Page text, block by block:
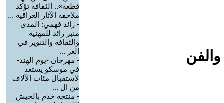
قطعة».. الثقافة تؤكد
ملاحقة الآثار العراقية ...
- رائد فهمي: المدى
منبر رائد للمهنية
والثقافة والتنوير في
العر ...
- مهرجان -يوم الهند-
في موسكو يستعد
لاستقبال مئات الآلاف
من ال ...
- منتجه خدم بالجيش